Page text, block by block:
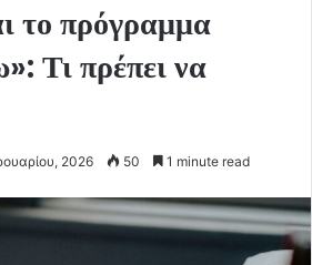
το πρόγραμμα
Τι πρέπει να
2026 50 1 minute read